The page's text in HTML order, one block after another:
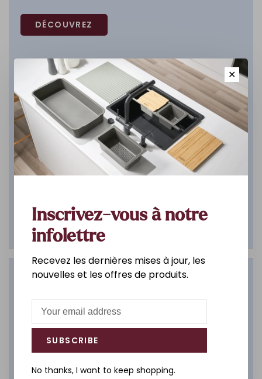
DÉCOUVREZ
Salle de bain
DÉCOUVREZ
✕
Inscrivez-vous à notre
infolettre
Recevez les dernières mises à jour, les
nouvelles et les offres de produits.
SUBSCRIBE
No thanks, I want to keep shopping.